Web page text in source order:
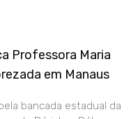
Professora Maria
em Manaus
bancada estadual da